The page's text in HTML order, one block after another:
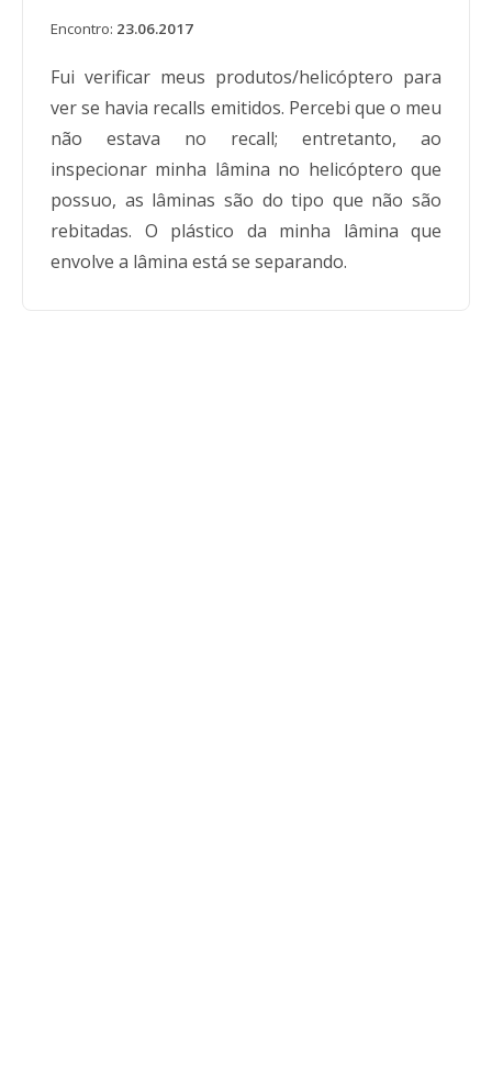
Encontro: 23.06.2017
Fui verificar meus produtos/helicóptero para
ver se havia recalls emitidos. Percebi que o meu
não estava no recall; entretanto, ao
inspecionar minha lâmina no helicóptero que
possuo, as lâminas são do tipo que não são
rebitadas. O plástico da minha lâmina que
envolve a lâmina está se separando.